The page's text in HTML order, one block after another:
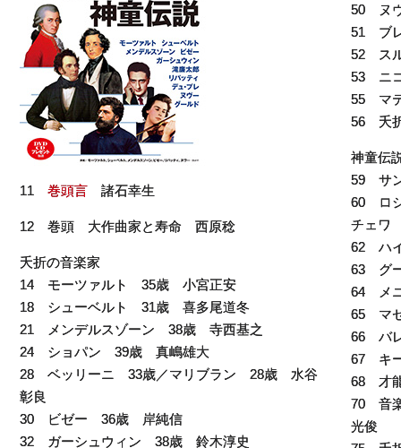
11 巻頭言 諸石幸生
12 巻頭 大作曲家と寿命 西原稔
夭折の音楽家
14 モーツァルト 35歳 小宮正安
18 シューベルト 31歳 喜多尾道冬
21 メンデルスゾーン 38歳 寺西基之
24 ショパン 39歳 真嶋雄大
28 ベッリーニ 33歳／マリブラン 28歳 水谷
彰良
30 ビゼー 36歳 岸純信
32 ガーシュウィン 38歳 鈴木淳史
50 ヌ
51 ブ
52 ス
53 ニ
55 マ
56 夭
神童伝
59 サ
60 ロ
チェワ
62 ハ
63 グ
64 メ
65 マ
66 バ
67 キ
68 才
70 音
光俊